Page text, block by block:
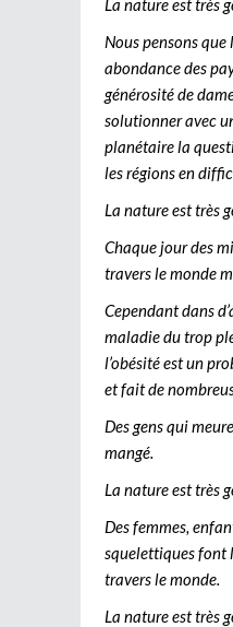
Nous pensons
abondance des
générosité de
solutionner avec
planétaire la
les régions en
La nature est très
Chaque jour des
travers le monde
Cependant dans
maladie du trop
l’obésité est un
et fait de
Des gens qui
mangé.
La nature est très
Des femmes,
squelettiques font
travers le monde.
La nature est très